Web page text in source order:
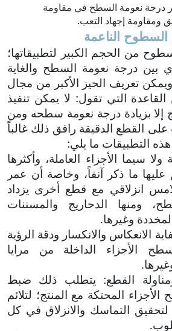
درجة نعومة السطح في مقاومة
ومقاومة إجهاد التعب.
الناعمة
من الحجم الكبير لتطبيقاتها؛
بين درجة نعومة السطح والغاية
تعريف الحيز الأكبر من مجال
القاعدة التي تقول: لا يمكن تنفيذ
إلا بزيادة درجة نعومة سطحه ومن
على القطع الدقيقة رافق ذلك غالباً
التطبيقات ما يلي:
سيما الأجزاء العاملة، وأكثرها
عليها ما ذكر آنفاً، وخاصة أن عمر
انزلاقي مع قطع أخرى يزداد
ومنها الدحاريج والمسننات
وغيرها.
الانعكاس والانكسار ودقة الرؤية
الأجزاء الداخلة من مرايا
القطع: يتطلب ذلك ضبط
المحتكة مع المنتج؛ لتلائم
التماسك والانزلاق في كل